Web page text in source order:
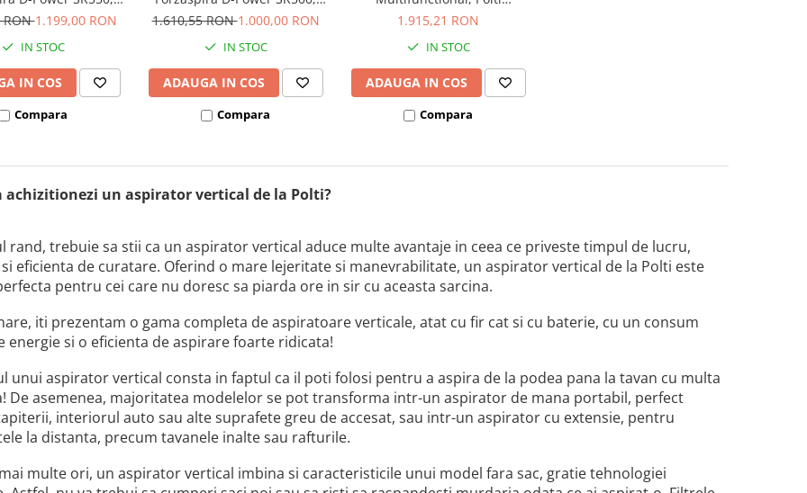
Reîncărcabil,
Lucru 40 min, 0.6 l,
Roșu/Gri
RON1.199,00 RON
IN STOC
IN COS
Compara
Multiciclonic, Reîncărcabil,
Autonomie Lucru 40 min, 0.6 l,
Verde/Gri
1.610,55 RON1.000,00 RON
IN STOC
ADAUGA IN COS
Compara
Vaporetto 3 Clean Blue, 1800
1.915,21 RON
IN STOC
ADAUGA IN COS
Compara
achizitionezi un aspirator vertical de la Polti?
rand, trebuie sa stii ca un aspirator vertical aduce multe avantaje in ceea ce priveste timpul de lucru,
eficienta de curatare. Oferind o mare lejeritate si manevrabilitate, un aspirator vertical de la Polti este
pentru cei care nu doresc sa piarda ore in sir cu aceasta sarcina.
iti prezentam o gama completa de aspiratoare verticale, atat cu fir cat si cu baterie, cu un consum
energie si o eficienta de aspirare foarte ridicata!
unui aspirator vertical consta in faptul ca il poti folosi pentru a aspira de la podea pana la tavan cu multa
De asemenea, majoritatea modelelor se pot transforma intr-un aspirator de mana portabil, perfect
interiorul auto sau alte suprafete greu de accesat, sau intr-un aspirator cu extensie, pentru
la distanta, precum tavanele inalte sau rafturile.
multe ori, un aspirator vertical imbina si caracteristicile unui model fara sac, gratie tehnologiei